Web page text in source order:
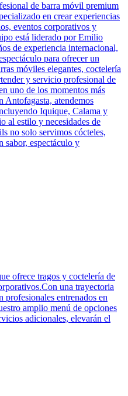
de barra móvil premium
en crear experiencias
eventos corporativos y
está liderado por Emilio
de experiencia internacional,
para ofrecer un
móviles elegantes, coctelería
y servicio profesional de
uno de los momentos más
Antofagasta, atendemos
Iquique, Calama y
al estilo y necesidades de
no solo servimos cócteles,
sabor, espectáculo y
ofrece tragos y coctelería de
una trayectoria
profesionales entrenados en
amplio menú de opciones
adicionales, elevarán el